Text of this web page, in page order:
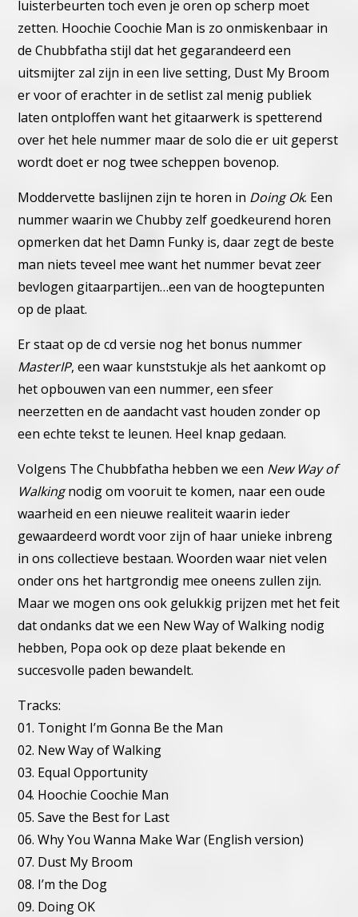
luisterbeurten toch even je oren op scherp moet
zetten. Hoochie Coochie Man is zo onmiskenbaar in
de Chubbfatha stijl dat het gegarandeerd een
uitsmijter zal zijn in een live setting, Dust My Broom
er voor of erachter in de setlist zal menig publiek
laten ontploffen want het gitaarwerk is spetterend
over het hele nummer maar de solo die er uit geperst
wordt doet er nog twee scheppen bovenop.
Moddervette baslijnen zijn te horen in Doing Ok. Een
nummer waarin we Chubby zelf goedkeurend horen
opmerken dat het Damn Funky is, daar zegt de beste
man niets teveel mee want het nummer bevat zeer
bevlogen gitaarpartijen…een van de hoogtepunten
op de plaat.
Er staat op de cd versie nog het bonus nummer
MasterIP, een waar kunststukje als het aankomt op
het opbouwen van een nummer, een sfeer
neerzetten en de aandacht vast houden zonder op
een echte tekst te leunen. Heel knap gedaan.
Volgens The Chubbfatha hebben we een New Way of
Walkingnodig om vooruit te komen, naar een oude
waarheid en een nieuwe realiteit waarin ieder
gewaardeerd wordt voor zijn of haar unieke inbreng
in ons collectieve bestaan. Woorden waar niet velen
onder ons het hartgrondig mee oneens zullen zijn.
Maar we mogen ons ook gelukkig prijzen met het feit
dat ondanks dat we een New Way of Walking nodig
hebben, Popa ook op deze plaat bekende en
succesvolle paden bewandelt.
Tracks:
01. Tonight I’m Gonna Be the Man
02. New Way of Walking
03. Equal Opportunity
04. Hoochie Coochie Man
05. Save the Best for Last
06. Why You Wanna Make War (English version)
07. Dust My Broom
08. I’m the Dog
09. Doing OK